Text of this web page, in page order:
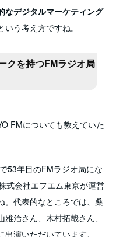
なデジタルマーケティング
いう考え方ですね。
クを持つFMラジオ局
FMについても教えていた
53年目のFMラジオ局にな
式会社エフエム東京が運営
。代表的なところでは、桑
治さん、木村拓哉さん、
演いただいています。